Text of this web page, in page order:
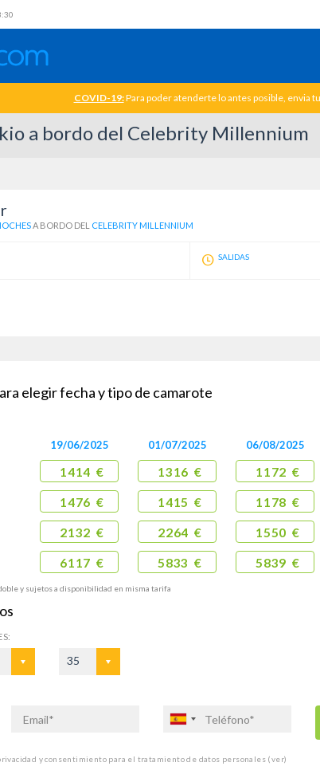
COVID-19:Para poder atenderte lo antes posible, envia
a bordo del Celebrity Millennium
A BORDO DEL CELEBRITY MILLENNIUM
SALIDAS
elegir fecha y tipo de camarote
19/06/2025
1414 €
1476 €
2132 €
6117 €
01/07/2025
1316 €
1415 €
2264 €
5833 €
06/08/2025
1172 €
1178 €
1550 €
5839 €
y sujetos a disponibilidad en misma tarifa
35
y consentimiento para el tratamiento de datos personales (ver)